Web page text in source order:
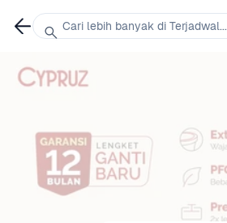
Cari lebih banyak di Terjadwal...